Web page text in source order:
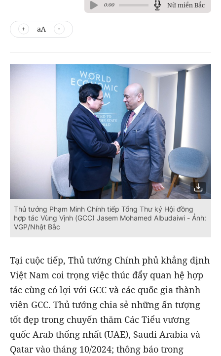
0:00 Nữ miền Bắc
aA
Thủ tướng Phạm Minh Chính tiếp Tổng Thư ký Hội đồng
hợp tác Vùng Vịnh (GCC) Jasem Mohamed Albudaiwi - Ảnh:
VGP/Nhật Bắc
Tại cuộc tiếp, Thủ tướng Chính phủ khẳng định
Việt Nam coi trọng việc thúc đẩy quan hệ hợp
tác cùng có lợi với GCC và các quốc gia thành
viên GCC. Thủ tướng chia sẻ những ấn tượng
tốt đẹp trong chuyến thăm Các Tiểu vương
quốc Arab thống nhất (UAE), Saudi Arabia và
Qatar vào tháng 10/2024; thông báo trong